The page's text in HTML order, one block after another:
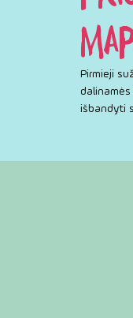
Pirmieji
išbandyti